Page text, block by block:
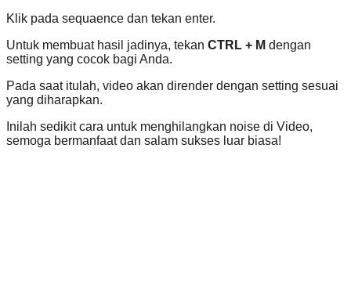
Klik pada sequaence dan tekan enter.
Untuk membuat hasil jadinya, tekan CTRL + M dengan
setting yang cocok bagi Anda.
Pada saat itulah, video akan dirender dengan setting sesuai
yang diharapkan.
Inilah sedikit cara untuk menghilangkan noise di Video,
semoga bermanfaat dan salam sukses luar biasa!